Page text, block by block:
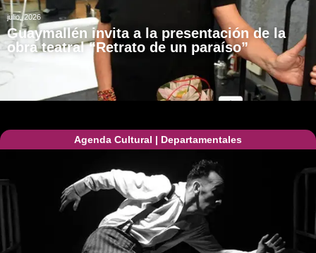
julio, 2026
Guaymallén invita a la presentación de la
obra teatral “Retrato de un paraíso”
Agenda Cultural | Departamentales